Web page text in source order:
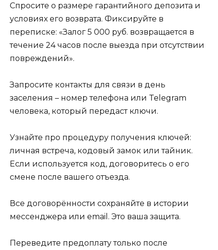
Спросите о размере гарантийного депозита и
условиях его возврата. Фиксируйте в
переписке: «Залог 5 000 руб. возвращается в
течение 24 часов после выезда при отсутствии
повреждений».
Запросите контакты для связи в день
заселения – номер телефона или Telegram
человека, который передаст ключи.
Узнайте про процедуру получения ключей:
личная встреча, кодовый замок или тайник.
Если используется код, договоритесь о его
смене после вашего отъезда.
Все договорённости сохраняйте в истории
мессенджера или email. Это ваша защита.
Переведите предоплату только после